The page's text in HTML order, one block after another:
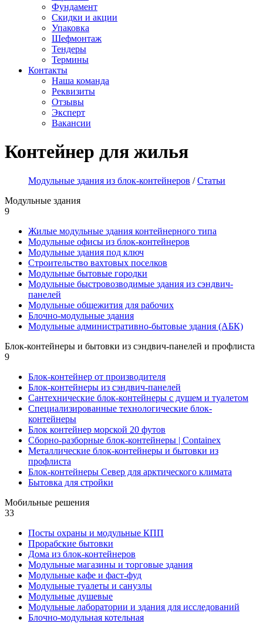
Фундамент
Скидки и акции
Упаковка
Шефмонтаж
Тендеры
Термины
Контакты
Наша команда
Реквизиты
Отзывы
Эксперт
Вакансии
Контейнер для жилья
Модульные здания из блок-контейнеров /Статьи
Модульные здания
9
Жилые модульные здания контейнерного типа
Модульные офисы из блок-контейнеров
Модульные здания под ключ
Строительство вахтовых поселков
Модульные бытовые городки
Модульные быстровозводимые здания из сэндвич-
панелей
Модульные общежития для рабочих
Блочно-модульные здания
Модульные административно-бытовые здания (АБК)
Блок-контейнеры и бытовки из сэндвич-панелей и профлиста
9
Блок-контейнер от производителя
Блок-контейнеры из сэндвич-панелей
Сантехнические блок-контейнеры с душем и туалетом
Специализированные технологические блок-
контейнеры
Блок контейнер морской 20 футов
Сборно-разборные блок-контейнеры | Containex
Металлические блок-контейнеры и бытовки из
профлиста
Блок-контейнеры Север для арктического климата
Бытовка для стройки
Мобильные решения
33
Посты охраны и модульные КПП
Прорабские бытовки
Дома из блок-контейнеров
Модульные магазины и торговые здания
Модульные кафе и фаст-фуд
Модульные туалеты и санузлы
Модульные душевые
Модульные лаборатории и здания для исследований
Блочно-модульная котельная